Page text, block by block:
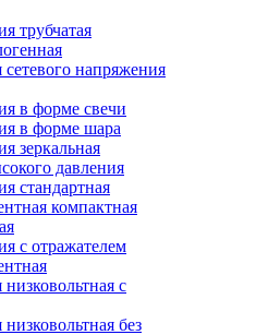
трубчатая
напряжения
в форме свечи
в форме шара
зеркальная
давления
стандартная
компактная
с отражателем
с
без